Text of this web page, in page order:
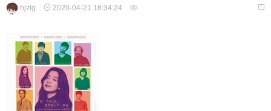
hjzlg 2020-04-21 18:34:24